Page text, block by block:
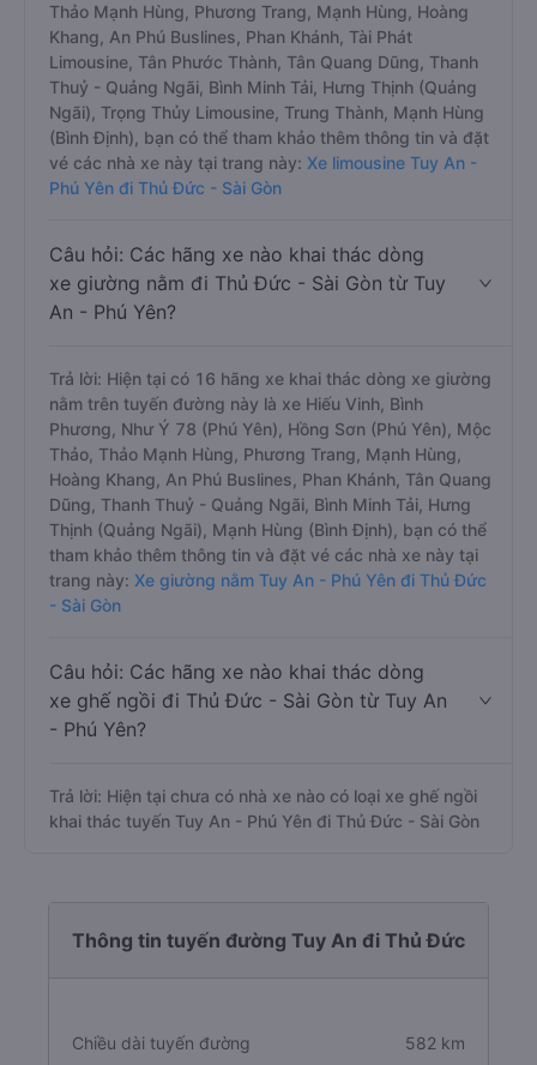
Thảo Mạnh Hùng, Phương Trang, Mạnh Hùng, Hoàng
Khang, An Phú Buslines, Phan Khánh, Tài Phát
Limousine, Tân Phước Thành, Tân Quang Dũng, Thanh
Thuỷ - Quảng Ngãi, Bình Minh Tải, Hưng Thịnh (Quảng
Ngãi), Trọng Thủy Limousine, Trung Thành, Mạnh Hùng
(Bình Định), bạn có thể tham khảo thêm thông tin và đặt
vé các nhà xe này tại trang này: Xe limousine Tuy An -
Phú Yên đi Thủ Đức - Sài Gòn
Câu hỏi: Các hãng xe nào khai thác dòng
xe giường nằm đi Thủ Đức - Sài Gòn từ Tuy
An - Phú Yên?
Trả lời: Hiện tại có 16 hãng xe khai thác dòng xe giường
nằm trên tuyến đường này là xe Hiếu Vinh, Bình
Phương, Như Ý 78 (Phú Yên), Hồng Sơn (Phú Yên), Mộc
Thảo, Thảo Mạnh Hùng, Phương Trang, Mạnh Hùng,
Hoàng Khang, An Phú Buslines, Phan Khánh, Tân Quang
Dũng, Thanh Thuỷ - Quảng Ngãi, Bình Minh Tải, Hưng
Thịnh (Quảng Ngãi), Mạnh Hùng (Bình Định), bạn có thể
tham khảo thêm thông tin và đặt vé các nhà xe này tại
trang này: Xe giường nằm Tuy An - Phú Yên đi Thủ Đức
- Sài Gòn
Câu hỏi: Các hãng xe nào khai thác dòng
xe ghế ngồi đi Thủ Đức - Sài Gòn từ Tuy An
- Phú Yên?
Trả lời: Hiện tại chưa có nhà xe nào có loại xe ghế ngồi
khai thác tuyến Tuy An - Phú Yên đi Thủ Đức - Sài Gòn
Thông tin tuyến đường Tuy An đi Thủ Đức
Chiều dài tuyến đường 582 km